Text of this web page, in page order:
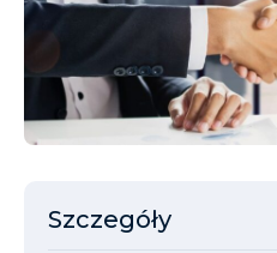
Szczegóły